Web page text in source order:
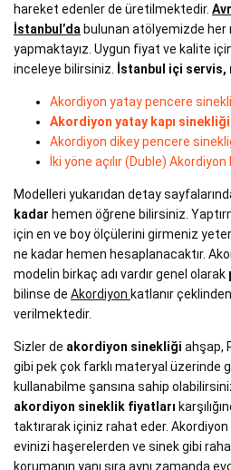
hareket edenler de üretilmektedir.
İstanbul’da bulunan atölyemizde
yapmaktayız. Uygun fiyat ve kalite
inceleye bilirsiniz.
İstanbul içi
Akordiyon yatay pencere
Akordiyon yatay kapı
Akordiyon dikey pencere
İki yöne açılır (Duble)
Modelleri yukarıdan detay
kadar hemen öğrene bilirsiniz.
için en ve boy ölçülerini girmeniz
ne kadar hemen hesaplanacaktır.
modelin birkaç adı vardır genel olarak
bilinse de Akordiyon katlanır
verilmektedir.
Sizler de akordiyon sinekliği ahşap,
gibi pek çok farklı materyal üzerinde
kullanabilme şansına sahip
akordiyon sineklik fiyatları
taktırarak içiniz rahat eder.
evinizi haşerelerden ve sinek gibi
korumanın yanı sıra aynı zamanda